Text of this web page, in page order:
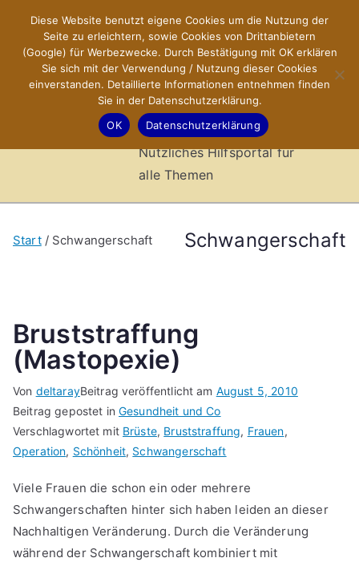
springen
X-Sites.de
–
Hilfsportal
Nützliches Hilfsportal für
alle Themen
Schwangerschaft
Start Schwangerschaft
Bruststraffung
(Mastopexie)
Von deltarayBeitrag veröffentlicht am August 5, 2010
Beitrag gepostet inGesundheit und Co
Verschlagwortet mit Brüste, Bruststraffung, Frauen,
Operation, Schönheit, Schwangerschaft
Viele Frauen die schon ein oder mehrere
Schwangerschaften hinter sich haben leiden an dieser
Nachhaltigen Veränderung. Durch die Veränderung
während der Schwangerschaft kombiniert mit
Diese Website benutzt eigene Cookies um die Nutzung der
Seite zu erleichtern, sowie Cookies von Drittanbietern
(Google) für Werbezwecke. Durch Bestätigung mit OK erklären
Sie sich mit der Verwendung / Nutzung dieser Cookies
einverstanden. Detaillierte Informationen entnehmen finden
Sie in der Datenschutzerklärung.
OK
Datenschutzerklärung